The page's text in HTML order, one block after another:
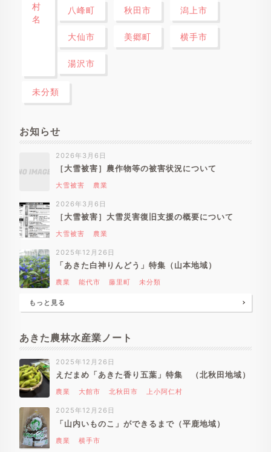
村
名
八峰町 秋田市 潟上市
大仙市 美郷町 横手市
湯沢市
未分類
お知らせ
2026年3月6日
［大雪被害］農作物等の被害状況について
大雪被害 農業
2026年3月6日
［大雪被害］大雪災害復旧支援の概要について
大雪被害 農業
2025年12月26日
「あきた白神りんどう」特集（山本地域）
農業 能代市 藤里町 未分類
もっと見る
あきた農林水産業ノート
2025年12月26日
えだまめ「あきた香り五葉」特集 （北秋田地域）
農業 大館市 北秋田市 上小阿仁村
2025年12月26日
「山内いものこ」ができるまで（平鹿地域）
農業 横手市